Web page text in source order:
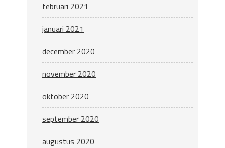
februari 2021
januari 2021
december 2020
november 2020
oktober 2020
september 2020
augustus 2020